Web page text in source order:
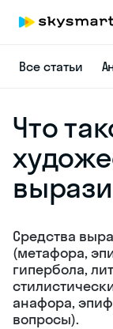
Все статьи
Что
Средства
(метафора,
гипербола,
анафора,
вопросы).